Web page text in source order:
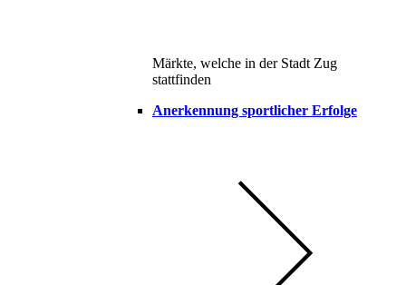
Märkte, welche in der Stadt Zug
stattfinden
Anerkennung sportlicher Erfolge